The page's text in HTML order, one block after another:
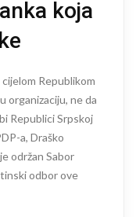
koja
Republikom
organizaciju, ne da
Republici Srpskoj
a, Draško
održan Sabor
odbor ove